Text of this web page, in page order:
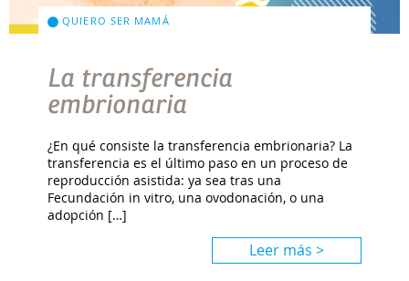
QUIERO SER MAMÁ
La transferencia
embrionaria
¿En qué consiste la transferencia embrionaria? La
transferencia es el último paso en un proceso de
reproducción asistida: ya sea tras una
Fecundación in vitro, una ovodonación, o una
adopción […]
Leer más >